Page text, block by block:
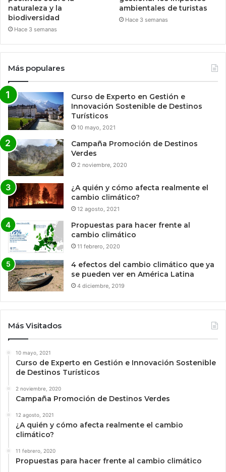
naturaleza y la
biodiversidad
Hace 3 semanas
ambientales de turistas
Hace 3 semanas
Más populares
Curso de Experto en Gestión e
Innovación Sostenible de Destinos
Turísticos
10 mayo, 2021
Campaña Promoción de Destinos
Verdes
2 noviembre, 2020
¿A quién y cómo afecta realmente el
cambio climático?
12 agosto, 2021
Propuestas para hacer frente al
cambio climático
11 febrero, 2020
4 efectos del cambio climático que ya
se pueden ver en América Latina
4 diciembre, 2019
Más Visitados
10 mayo, 2021
Curso de Experto en Gestión e Innovación Sostenible
de Destinos Turísticos
2 noviembre, 2020
Campaña Promoción de Destinos Verdes
12 agosto, 2021
¿A quién y cómo afecta realmente el cambio
climático?
11 febrero, 2020
Propuestas para hacer frente al cambio climático